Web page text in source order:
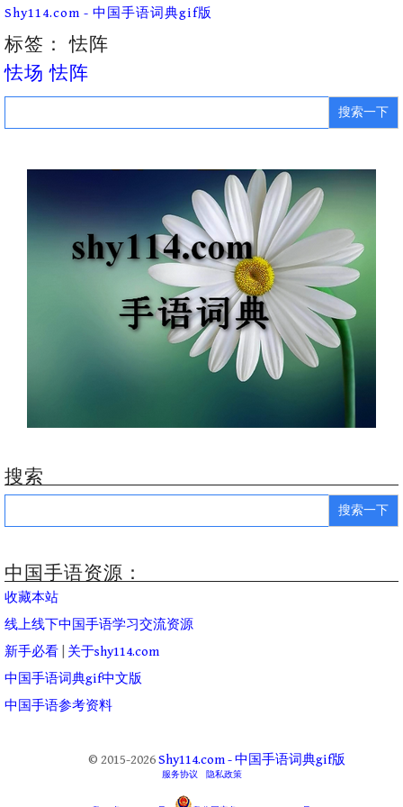
Skip
content
Shy114.com - 中国手语词典gif版
标签：怯阵
怯场 怯阵
Search
搜索
Search
中国手语资源：
收藏本站
线上线下中国手语学习交流资源
新手必看
关于shy114.com
中国手语词典gif中文版
中国手语参考资料
© 2015-2026Shy114.com - 中国手语词典gif版
服务协议 隐私政策